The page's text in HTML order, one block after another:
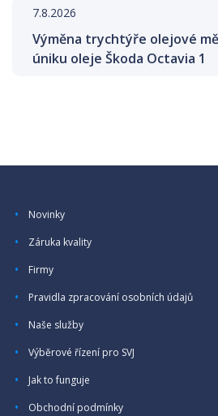
7.8.2026
Výměna trychtýře olejové
úniku oleje Škoda Octavia 1
Novinky
Záruka kvality
Firmy
Pravidla zpracování osobních údajů
Naše služby
Výběrové řízení pro SVJ
Jak to funguje
Obchodní podmínky